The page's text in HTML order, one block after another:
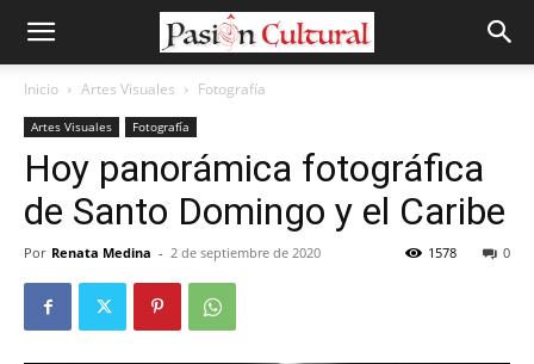
Inicio Artes Visuales Fotografía
Artes Visuales Fotografía
Hoy panorámica fotográfica
de Santo Domingo y el Caribe
Por Renata Medina - 2 de septiembre de 2020 0
1578